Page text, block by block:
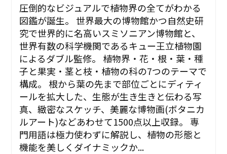
圧倒的なビジュアルで植物界の全てがわかる
図鑑が誕生。 世界最大の博物館かつ自然史研
究で世界的に名高いスミソニアン博物館と、
世界有数の科学機関であるキュー王立植物園
によるダブル監修。 植物界・花・根・葉・種
子と果実・茎と枝・植物の科の7つのテーマで
構成。 根から葉の先まで部位ごとにディティ
ールを拡大した、生態が生き生きと伝わる写
真、緻密なスケッチ、美麗な博物画(ボタニカ
ルアート)などあわせて1500点以上収録。 専
門用語は極力使わずに解説し、植物の形態と
機能を美しくダイナミックか...